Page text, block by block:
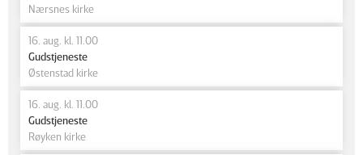
Nærsnes kirke
16. aug. kl. 11.00
Gudstjeneste
Østenstad kirke
16. aug. kl. 11.00
Gudstjeneste
Røyken kirke